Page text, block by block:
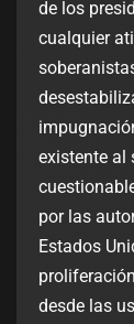
de los
cualquier
existente al
por las
Estados
desde las